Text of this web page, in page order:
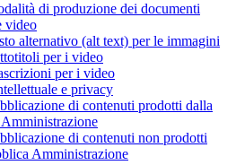
di produzione dei documenti
video
alternativo (alt text) per le immagini
per i video
per i video
e privacy
di contenuti prodotti dalla
di contenuti non prodotti
Amministrazione